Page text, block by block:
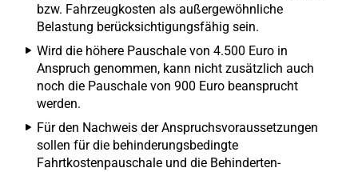
bzw. Fahrzeugkosten als außergewöhnliche
Belastung berücksichtigungsfähig sein.
Wird die höhere Pauschale von 4.500 Euro in
Anspruch genommen, kann nicht zusätzlich auch
noch die Pauschale von 900 Euro beansprucht
werden.
Für den Nachweis der Anspruchsvoraussetzungen
sollen für die behinderungsbedingte
Fahrtkostenpauschale und die Behinderten-